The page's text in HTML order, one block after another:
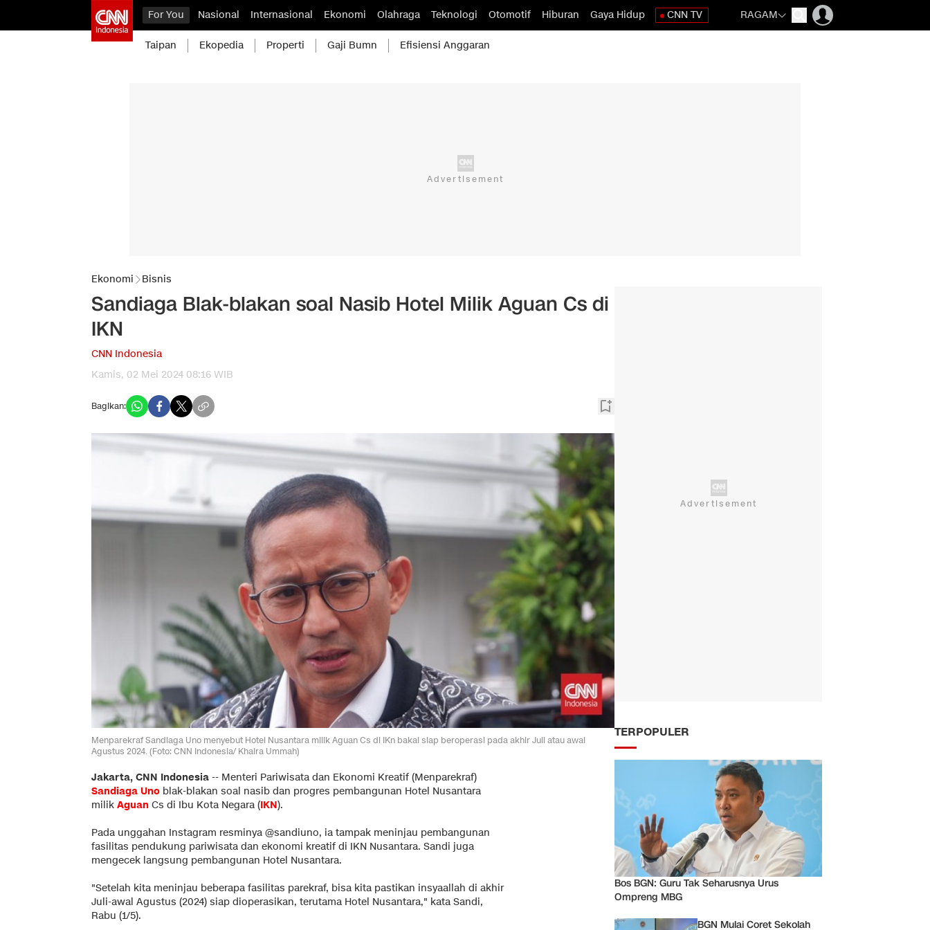
For You Nasional Internasional Ekonomi Olahraga Teknologi Otomotif Hiburan Gaya Hidup CNN TV RAGAM
Taipan Ekopedia Properti Gaji Bumn Efisiensi Anggaran
Ekonomi Bisnis
Sandiaga Blak-blakan soal Nasib Hotel Milik Aguan Cs di
IKN
CNN Indonesia
Kamis, 02 Mei 2024 08:16 WIB
Bagikan:
Menparekraf Sandiaga Uno menyebut Hotel Nusantara milik Aguan Cs di IKn bakal siap beroperasi pada akhir Juli atau awal
Agustus 2024. (Foto: CNN Indonesia/ Khaira Ummah)
Jakarta, CNN Indonesia -- Menteri Pariwisata dan Ekonomi Kreatif (Menparekraf)
Sandiaga Uno blak-blakan soal nasib dan progres pembangunan Hotel Nusantara
milik Aguan Cs di Ibu Kota Negara (IKN).
Pada unggahan Instagram resminya @sandiuno, ia tampak meninjau pembangunan
fasilitas pendukung pariwisata dan ekonomi kreatif di IKN Nusantara. Sandi juga
mengecek langsung pembangunan Hotel Nusantara.
"Setelah kita meninjau beberapa fasilitas parekraf, bisa kita pastikan insyaallah di akhir
Juli-awal Agustus (2024) siap dioperasikan, terutama Hotel Nusantara," kata Sandi,
Rabu (1/5).
TERPOPULER
Bos BGN: Guru Tak Seharusnya Urus
Ompreng MBG
BGN Mulai Coret Sekolah